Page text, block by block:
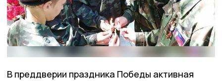
В преддверии праздника Победы активная